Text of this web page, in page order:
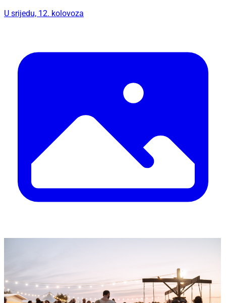
U srijedu, 12. kolovoza